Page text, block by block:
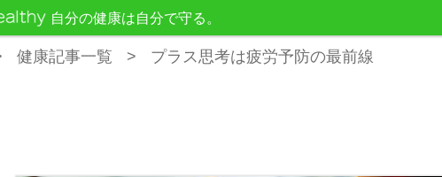
健康記事一覧 プラス思考は疲労予防の最前線
自分の健康は自分で守る。